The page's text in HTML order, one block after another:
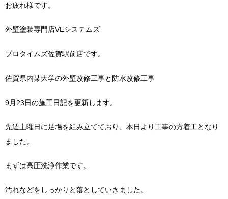
お疲れ様です。
外壁塗装専門店VEシステムズ
プロタイムズ佐賀駅前店です。
佐賀県内某大学の外壁改修工事と防水改修工事
9月23日の施工日記を更新します。
先週土曜日に足場を組み立てており、本日より工事の方着工となり
ました。
まずは高圧洗浄作業です。
汚れなどをしっかりと落としていきました。